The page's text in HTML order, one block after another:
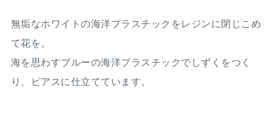
無垢なホワイトの海洋プラスチックをレジンに閉じこめ
て花を。
海を思わすブルーの海洋プラスチックでしずくをつく
り、ピアスに仕立てています。